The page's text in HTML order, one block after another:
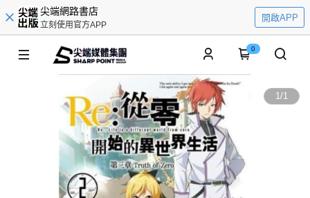
尖端網路書店
立刻使用官方APP
開啟APP
0
1/1